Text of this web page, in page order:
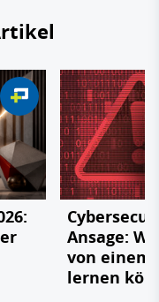
Ansage:
von einem
lernen